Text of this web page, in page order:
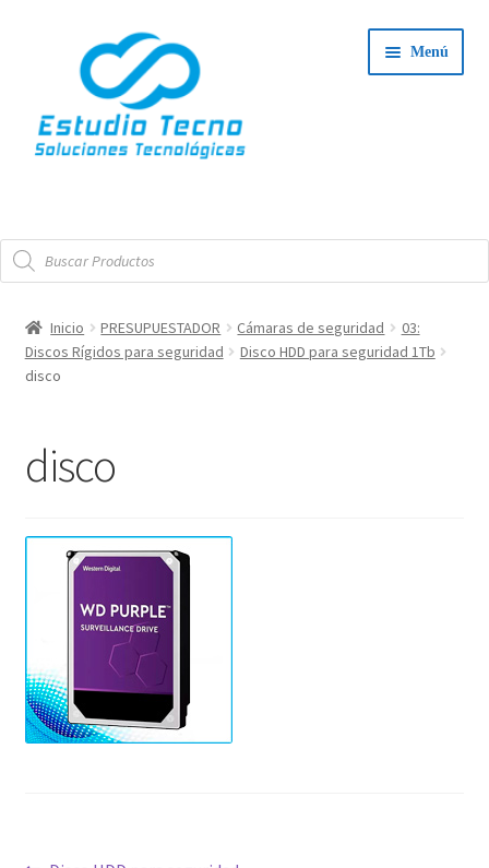
navegación
contenido
Menú
Tienda
menú
Servicio Técnico
Búsqueda
de
productos
Inicio PRESUPUESTADOR Cámaras de seguridad
03:
Discos Rígidos para seguridad
Disco HDD para seguridad 1Tb
disco
disco